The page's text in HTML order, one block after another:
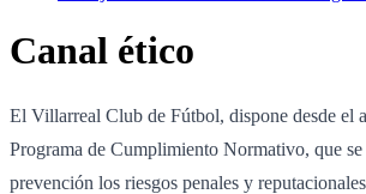
Canal ético
El Villarreal Club de Fútbol, dispone desde el
Programa de Cumplimiento Normativo, que se
prevención los riesgos penales y